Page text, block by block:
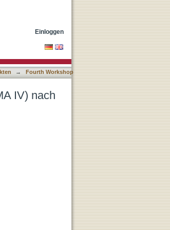
Einloggen
→
Fourth Workshop
IV) nach